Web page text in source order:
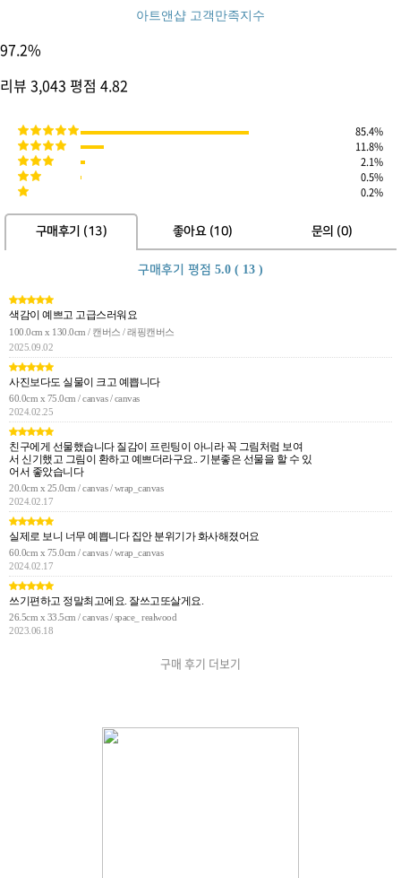
아트앤샵 고객만족지수
97.2%
리뷰 3,043 평점 4.82
85.4%
11.8%
2.1%
0.5%
0.2%
구매후기 (13) 좋아요 (10) 문의 (0)
구매후기 평점 5.0 ( 13 )
색감이 예쁘고 고급스러워요
100.0cm x 130.0cm / 캔버스 / 래핑캔버스
2025.09.02
사진보다도 실물이 크고 예쁩니다
60.0cm x 75.0cm / canvas / canvas
2024.02.25
친구에게 선물했습니다 질감이 프린팅이 아니라 꼭 그림처럼 보여
서 신기했고 그림이 환하고 예쁘더라구요.. 기분좋은 선물을 할 수 있
어서 좋았습니다
20.0cm x 25.0cm / canvas / wrap_canvas
2024.02.17
실제로 보니 너무 예쁩니다 집안 분위기가 화사해졌어요
60.0cm x 75.0cm / canvas / wrap_canvas
2024.02.17
쓰기편하고 정말최고에요. 잘쓰고또살게요.
26.5cm x 33.5cm / canvas / space_ realwood
2023.06.18
구매 후기 더보기